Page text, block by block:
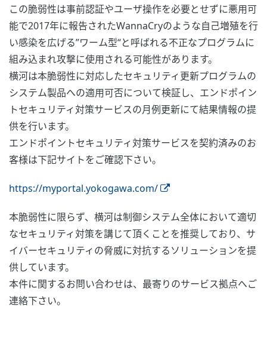
この脆弱性は事前認証やユーザ操作を必要とせずに悪用可
能で2017年に報告されたWannaCryのような自己増殖を行
い感染を広げる”ワーム型“と呼ばれる不正なプログラムに
組み込まれ攻撃に使用される可能性があります。
横河は本脆弱性に対応したセキュリティ更新プログラムの
システム製品への適用可否について検証し、エンドポイン
トセキュリティ対策サービスの月例更新にて結果情報の提
供を行います。
エンドポイントセキュリティ対策サービスを契約済みのお
客様は下記サイトをご確認下さい。
https://myportal.yokogawa.com/
本脆弱性に限らず、横河は制御システム全体において適切
なセキュリティ対策を講じて頂くことを推奨しており、サ
イバーセキュリティの脅威に対抗するソリューションを提
供しています。
本件に関するお問い合わせは、最寄りのサービス拠点へご
連絡下さい。